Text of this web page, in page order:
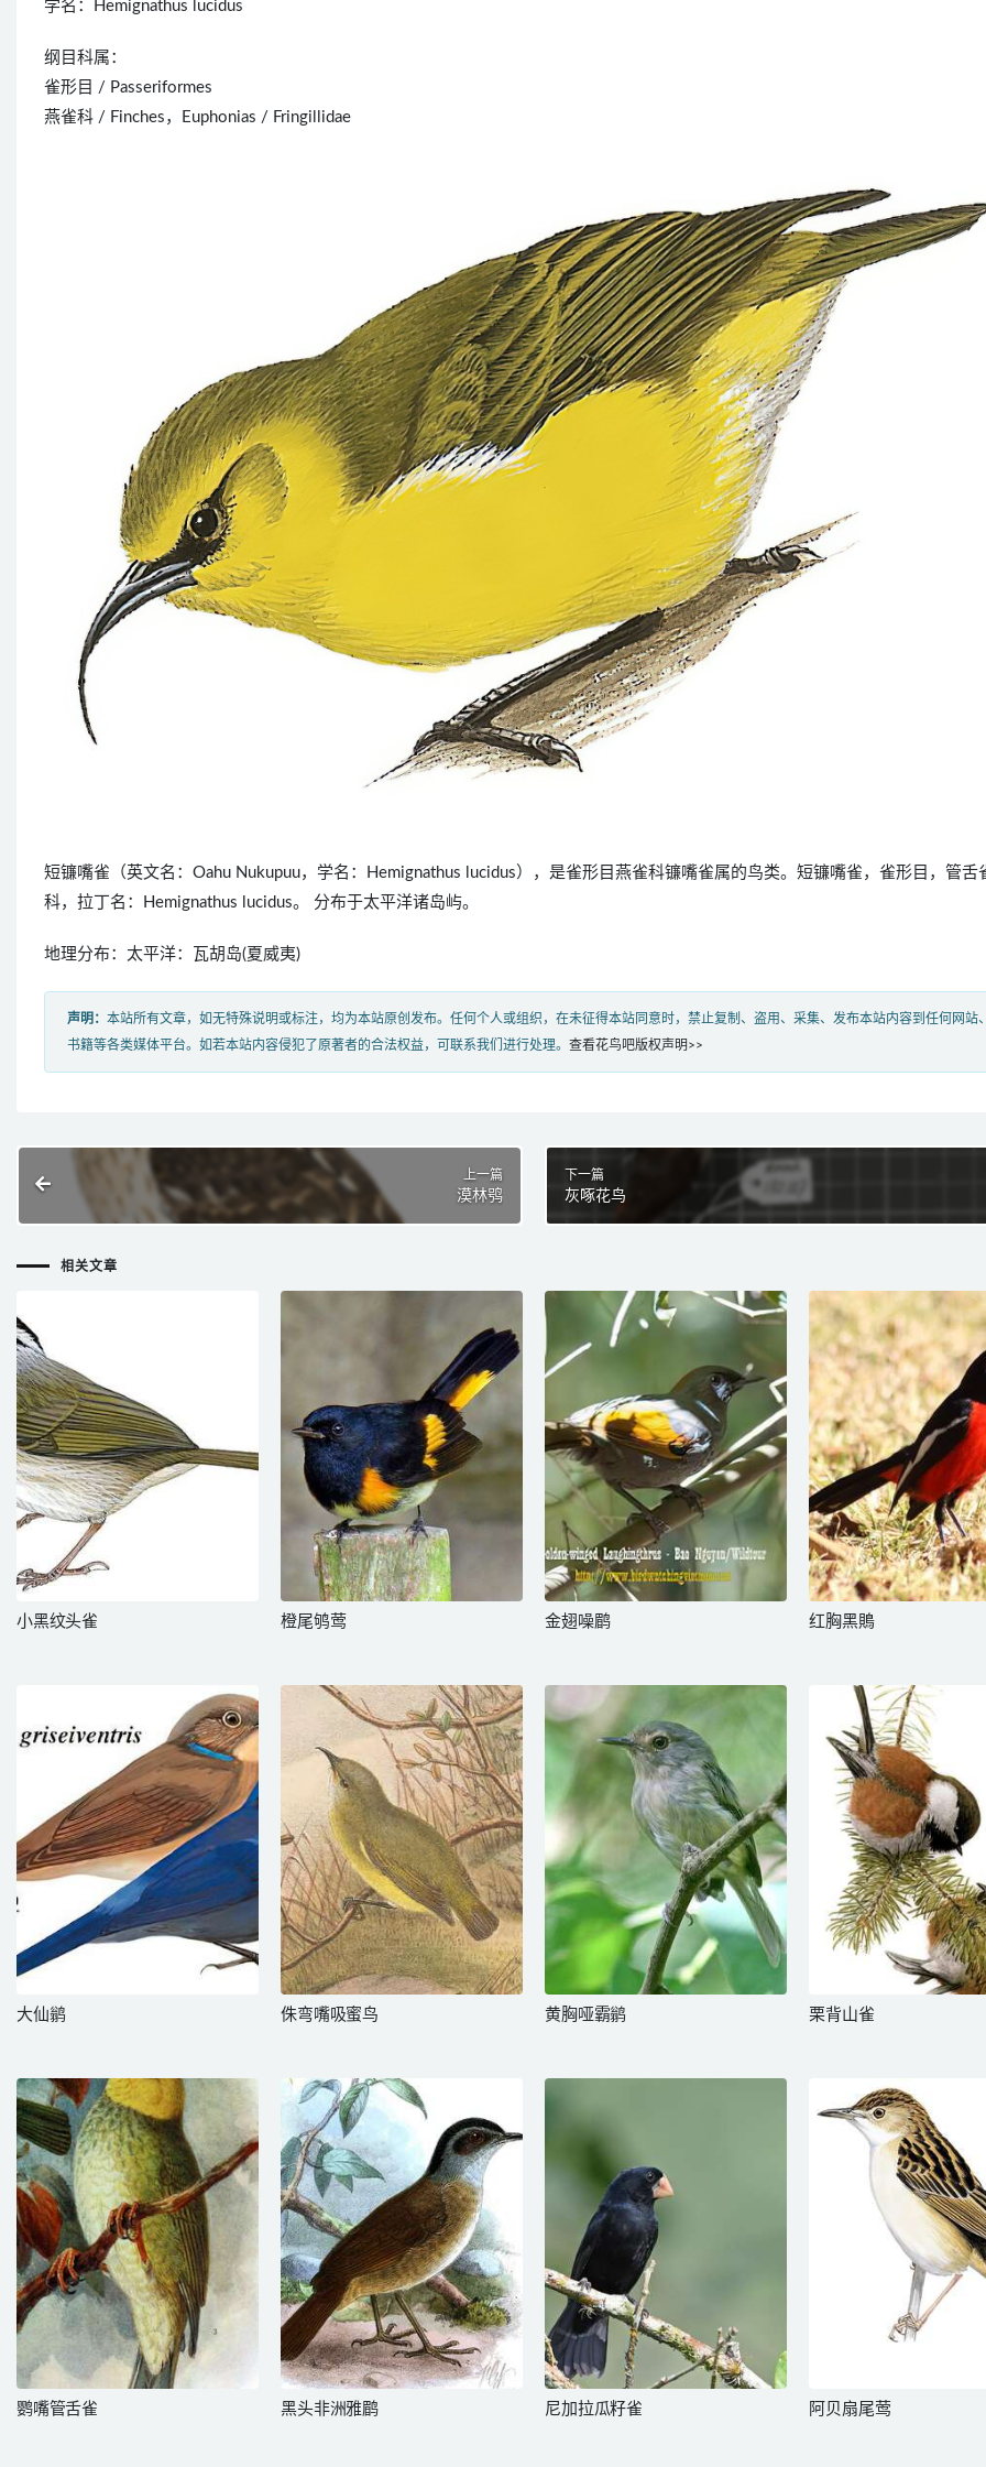
学名：Hemignathus lucidus
纲目科属：
雀形目 / Passeriformes
燕雀科 / Finches，Euphonias / Fringillidae
短镰嘴雀（英文名：Oahu Nukupuu，学名：Hemignathus lucidus），是雀形目燕雀科镰嘴雀属的鸟类。短镰嘴雀，雀形目，管舌
科，拉丁名：Hemignathus lucidus。 分布于太平洋诸岛屿。
地理分布：太平洋：瓦胡岛(夏威夷)
声明： 本站所有文章，如无特殊说明或标注，均为本站原创发布。任何个人或组织，在未征得本站同意时，禁止复制、盗用、采集、发布本站内容到任何网站
书籍等各类媒体平台。如若本站内容侵犯了原著者的合法权益，可联系我们进行处理。 查看花鸟吧版权声明>>
上一篇
漠林鸮
下一篇
灰啄花鸟
相关文章
小黑纹头雀 橙尾鸲莺 金翅噪鹛 红胸黑鵙
大仙鹟 侏弯嘴吸蜜鸟 黄胸哑霸鹟 栗背山雀
鹦嘴管舌雀 黑头非洲雅鹛 尼加拉瓜籽雀 阿贝扇尾莺